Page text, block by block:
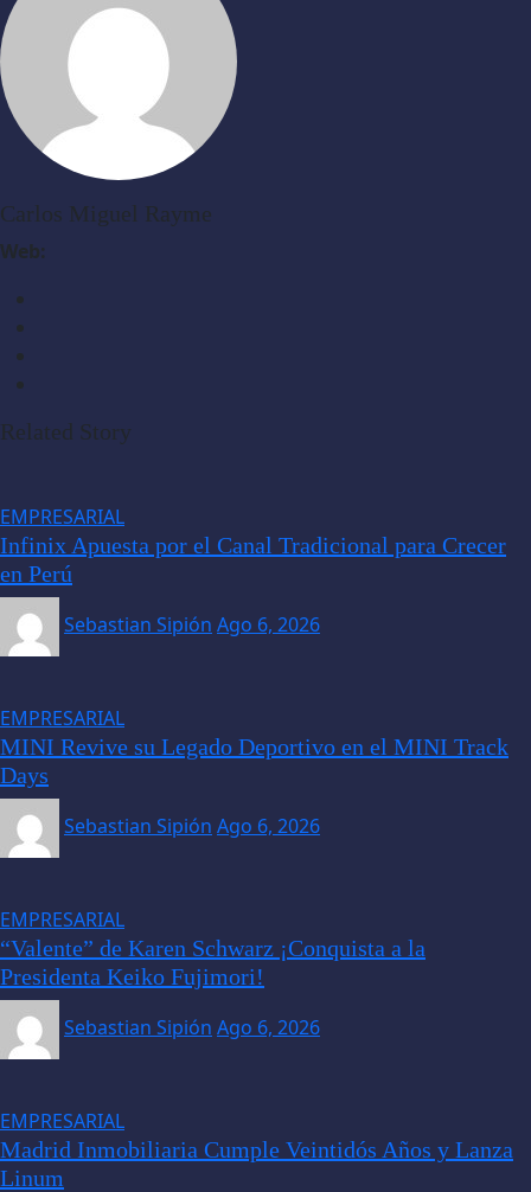
Carlos Miguel Rayme
Web:
Related Story
EMPRESARIAL
Infinix Apuesta por el Canal Tradicional para Crecer
en Perú
Sebastian Sipión Ago 6, 2026
EMPRESARIAL
MINI Revive su Legado Deportivo en el MINI Track
Days
Sebastian Sipión Ago 6, 2026
EMPRESARIAL
“Valente” de Karen Schwarz ¡Conquista a la
Presidenta Keiko Fujimori!
Sebastian Sipión Ago 6, 2026
EMPRESARIAL
Madrid Inmobiliaria Cumple Veintidós Años y Lanza
Linum